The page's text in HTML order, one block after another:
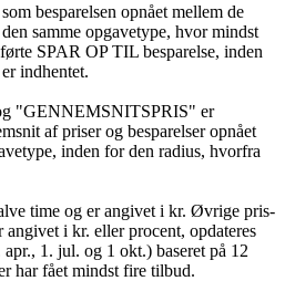
besparelsen opnået mellem de
samme opgavetype, hvor mindst
SPAR OP TIL besparelse, inden
indhentet.
"GENNEMSNITSPRIS" er
af priser og besparelser opnået
inden for den radius, hvorfra
time og er angivet i kr. Øvrige pris-
angivet i kr. eller procent, opdateres
1. jul. og 1 okt.) baseret på 12
har fået mindst fire tilbud.